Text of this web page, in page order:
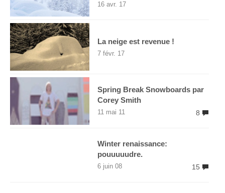
16 avr. 17
La neige est revenue !
7 févr. 17
Spring Break Snowboards par
Corey Smith
8
11 mai 11
Winter renaissance:
pouuuuudre.
15
6 juin 08